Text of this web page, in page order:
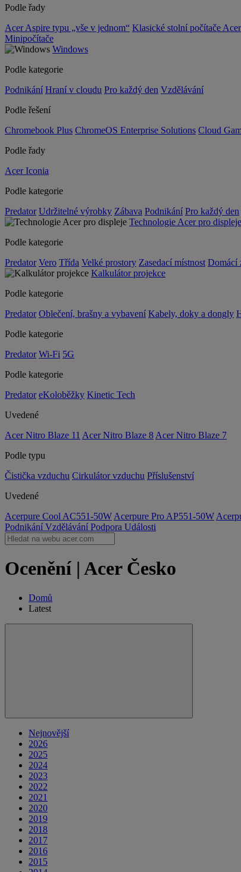
Podle řady
Acer Aspire typu „vše v jednom“ Klasické stolní počítače
Minipočítače
Windows
Podle kategorie
Podnikání Hraní v cloudu Pro každý den Vzdělávání
Podle řešení
Chromebook Plus ChromeOS Enterprise Solutions Cloud
Podle řady
Acer Iconia
Podle kategorie
Predator Udržitelné výrobky Zábava Podnikání Pro každý den
Technologie Acer pro displeje
Podle kategorie
Predator Vero Třída Velké prostory Zasedací místnost Domácí
Kalkulátor projekce
Podle kategorie
Predator Oblečení, brašny a vybavení Kabely, doky a dongly
Podle kategorie
Predator Wi-Fi 5G
Podle kategorie
Predator eKoloběžky Kinetic Tech
Uvedené
Acer Nitro Blaze 11 Acer Nitro Blaze 8 Acer Nitro Blaze 7
Podle typu
Čistička vzduchu Cirkulátor vzduchu Příslušenství
Uvedené
Acerpure Cool AC551-50W Acerpure Pro AP551-50W
Podnikání Vzdělávání Podpora Události
Ocenění | Acer Česko
Domů
Latest
Nejnovější
2026
2025
2024
2023
2022
2021
2020
2019
2018
2017
2016
2015